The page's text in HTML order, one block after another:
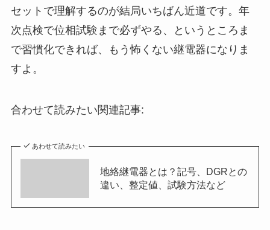
セットで理解するのが結局いちばん近道です。年
次点検で位相試験まで必ずやる、というところま
で習慣化できれば、もう怖くない継電器になりま
すよ。
合わせて読みたい関連記事:
あわせて読みたい
地絡継電器とは？記号、DGRとの
違い、整定値、試験方法など